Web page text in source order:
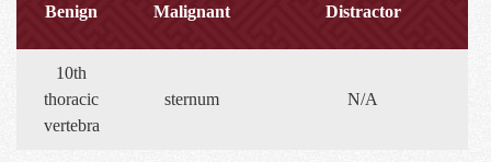
Benign Malignant Distractor
10th
thoracic
vertebra
sternum N/A